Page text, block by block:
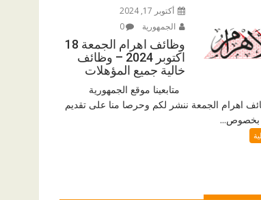
أكتوبر 17, 2024
الجمهورية
0
وظائف اهرام الجمعة 18
اكتوبر 2024 – وظائف
خالية جميع المؤهلات
متابعينا موقع الجمهورية
اهرام الجمعة ننشر لكم وحرصا منا على تقديم
بخصوص...